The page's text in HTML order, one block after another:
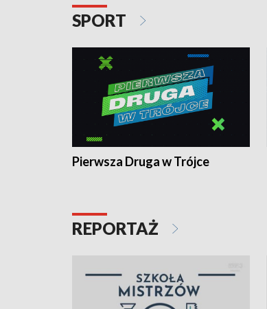
SPORT
Pierwsza Druga w Trójce
REPORTAŻ